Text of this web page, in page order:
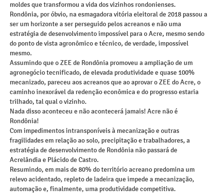
moldes que transformou a vida dos vizinhos rondonienses.
Rondônia, por óbvio, na esmagadora vitória eleitoral de 2018 passou a
ser um horizonte a ser perseguido pelos acreanos e não uma
estratégia de desenvolvimento impossível para o Acre, mesmo sendo
do ponto de vista agronômico e técnico, de verdade, impossível
mesmo.
Assumindo que o ZEE de Rondônia promoveu a ampliação de um
agronegócio tecnificado, de elevada produtividade e quase 100%
mecanizado, pareceu aos acreanos que ao aprovar o ZEE do Acre, o
caminho inexorável da redenção econômica e do progresso estaria
trilhado, tal qual o vizinho.
Nada disso aconteceu e não acontecerá jamais! Acre não é
Rondônia!
Com impedimentos intransponíveis à mecanização e outras
fragilidades em relação ao solo, precipitação e trabalhadores, a
estratégia de desenvolvimento de Rondônia não passará de
Acrelândia e Plácido de Castro.
Resumindo, em mais de 80% do território acreano predomina um
relevo acidentado, repleto de ladeira que impede a mecanização,
automação e, finalmente, uma produtividade competitiva.